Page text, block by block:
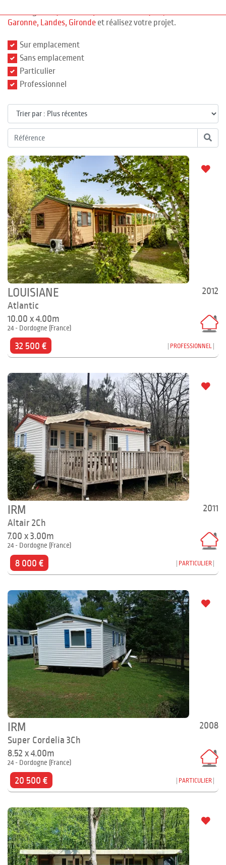
Garonne, Landes, Gironde et réalisez votre projet.
Sur emplacement
Sans emplacement
Particulier
Professionnel
2012
LOUISIANE
Atlantic
10.00 x 4.00m
24 - Dordogne (France)
32 500 € PROFESSIONNEL
2011
IRM
Altair 2Ch
7.00 x 3.00m
24 - Dordogne (France)
8 000 € PARTICULIER
2008
IRM
Super Cordelia 3Ch
8.52 x 4.00m
24 - Dordogne (France)
20 500 € PARTICULIER